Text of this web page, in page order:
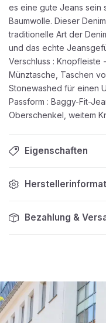
es eine gute Jeans sein
Baumwolle. Dieser
traditionelle Art der
und das echte
Verschluss : Knopfleiste
Münztasche, Taschen
Stonewashed für einen
Passform : Baggy-Fit-
Oberschenkel, weitem
Eigenschaften
Bezahlung &